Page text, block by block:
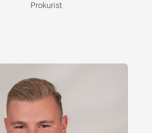
Prokurist